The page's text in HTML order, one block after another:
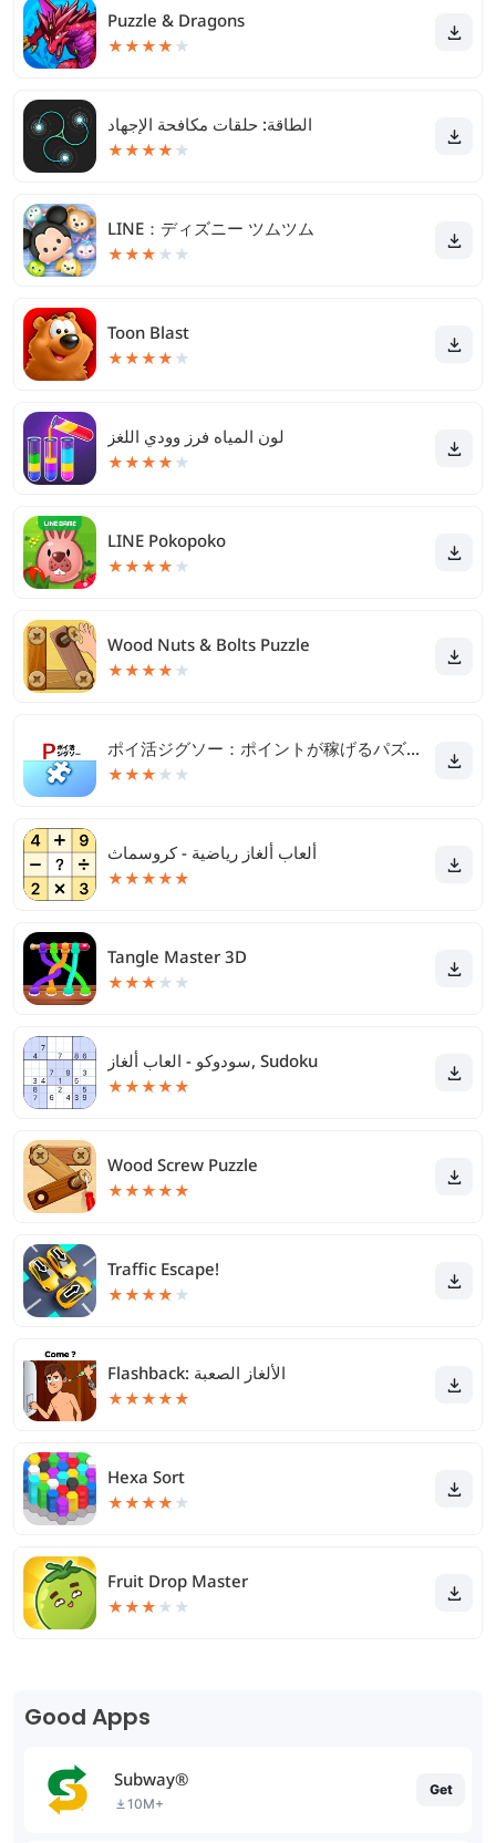
Puzzle & Dragons
★★★★ ★
الطاقة: حلقات مكافحة الإجهاد
★★★★ ★
LINE：ディズニー ツムツム
★★★ ★ ★
Toon Blast
★★★★ ★
لون المياه فرز وودي اللغز
★★★★ ★
LINE Pokopoko
★★★★ ★
Wood Nuts & Bolts Puzzle
★★★★ ★
ポイ活ジグソー：ポイントが稼げるパズルゲーム
★★★ ★ ★
ألعاب ألغاز رياضية - كروسماث
★★★★★
Tangle Master 3D
★★★ ★ ★
سودوكو - العاب ألغاز, Sudoku
★★★★★
Wood Screw Puzzle
★★★★★
Traffic Escape!
★★★★ ★
Flashback: الألغاز الصعبة
★★★★★
Hexa Sort
★★★★ ★
Fruit Drop Master
★★★ ★ ★
Good Apps
Subway®
10M+
Get